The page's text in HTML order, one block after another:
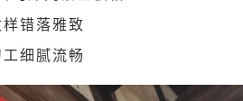
错落雅致
细腻流畅